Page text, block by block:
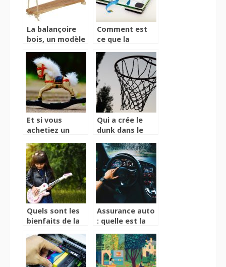
La balançoire
bois, un modèle
surface
Comment est
ce que la
connectée
change notre
vision de la
santé ?
Et si vous
achetiez un
pour votre
enfant ?
Qui a crée le
dunk dans le
Quels sont les
bienfaits de la
les enfants ?
Assurance auto
: quelle est la
garantie à
choisir et
pourquoi ?